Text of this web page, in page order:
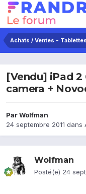
Achats / Ventes - Tablettes
[Vendu] iPad
camera +
ParWolfman
24 septembre 2011 dans
Wolfman
Posté(e) 24